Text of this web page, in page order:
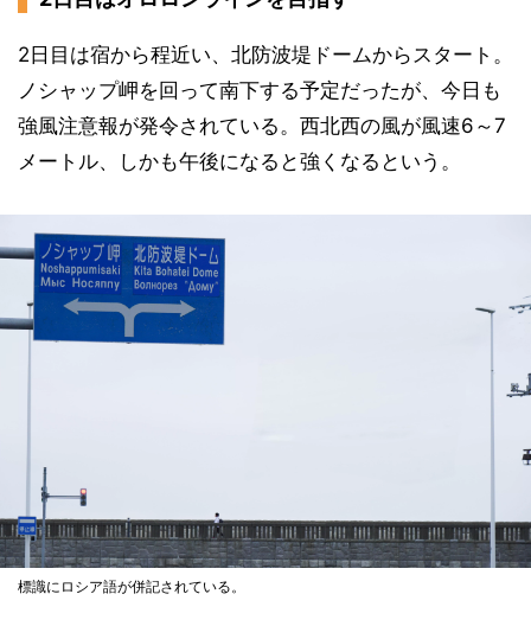
2日目は宿から程近い、北防波堤ドームからスタート。
ノシャップ岬を回って南下する予定だったが、今日も
強風注意報が発令されている。西北西の風が風速6～7
メートル、しかも午後になると強くなるという。
標識にロシア語が併記されている。